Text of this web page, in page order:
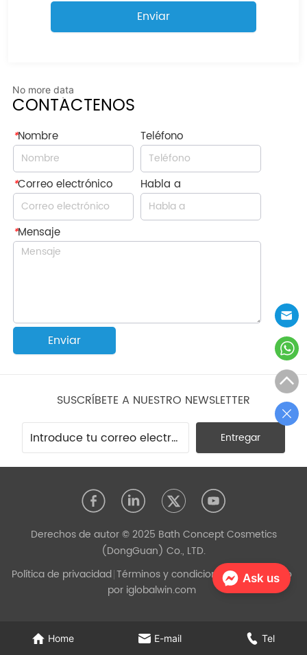
Enviar
No more data
CONTÁCTENOS
*Nombre Teléfono
*Correo electrónico Habla a
*Mensaje
Enviar
Home E-mail Tel
SUSCRÍBETE A NUESTRO NEWSLETTER
Entregar
Derechos de autor © 2025 Bath Concept Cosmetics
(DongGuan) Co., LTD.
Política de privacidad Términos y condiciones Desarrollado
por iglobalwin.com
Ask us